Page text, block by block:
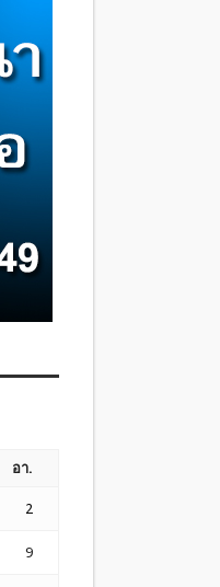
อา.
2
9